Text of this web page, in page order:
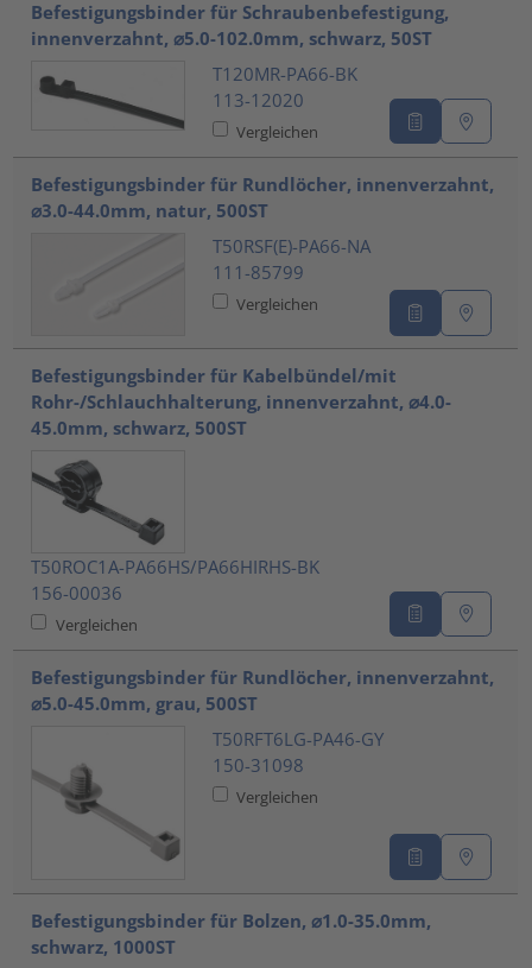
Befestigungsbinder für Schraubenbefestigung,
innenverzahnt, ⌀5.0-102.0mm, schwarz, 50ST
T120MR-PA66-BK
113-12020
Vergleichen
Befestigungsbinder für Rundlöcher, innenverzahnt,
⌀3.0-44.0mm, natur, 500ST
T50RSF(E)-PA66-NA
111-85799
Vergleichen
Befestigungsbinder für Kabelbündel/mit
Rohr-/Schlauchhalterung, innenverzahnt, ⌀4.0-
45.0mm, schwarz, 500ST
T50ROC1A-PA66HS/PA66HIRHS-BK
156-00036
Vergleichen
Befestigungsbinder für Rundlöcher, innenverzahnt,
⌀5.0-45.0mm, grau, 500ST
T50RFT6LG-PA46-GY
150-31098
Vergleichen
Befestigungsbinder für Bolzen, ⌀1.0-35.0mm,
schwarz, 1000ST